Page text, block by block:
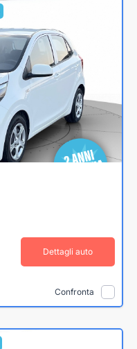
Dettagli auto
Confronta